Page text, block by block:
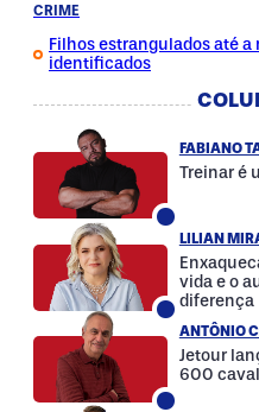
CRIME
Filhos estrangulados até a
identificados
FABIANO
Treinar é
LILIAN
vida e o
diferença
ANTÔNIO
Jetour
600